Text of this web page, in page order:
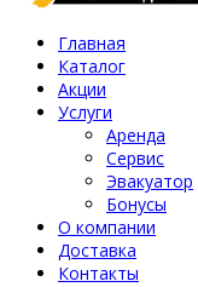
Главная
Каталог
Акции
Услуги
Аренда
Сервис
Эвакуатор
Бонусы
О компании
Доставка
Контакты